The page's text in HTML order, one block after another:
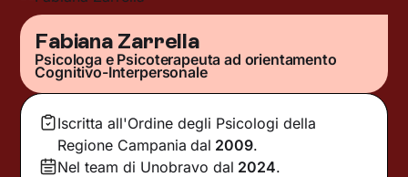
Fabiana Zarrella
Psicologa e Psicoterapeuta ad orientamento
Cognitivo-Interpersonale
Iscritta all'Ordine degli Psicologi della
Regione Campania dal 2009.
Nel team di Unobravo dal 2024.